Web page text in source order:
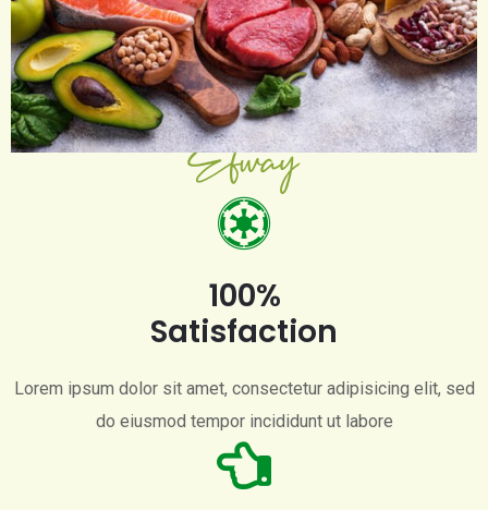
We’ve recently updated our entire product portfolio to give
customers and partners the best products with the newest
technology.
100%
Satisfaction
Lorem ipsum dolor sit amet, consectetur adipisicing elit, sed
do eiusmod tempor incididunt ut labore